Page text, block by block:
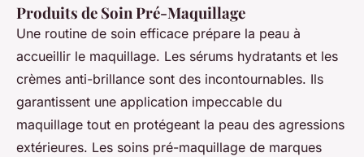
Produits de Soin Pré-Maquillage
Une routine de soin efficace prépare la peau à
accueillir le maquillage. Les sérums hydratants et les
crèmes anti-brillance sont des incontournables. Ils
garantissent une application impeccable du
maquillage tout en protégeant la peau des agressions
extérieures. Les soins pré-maquillage de marques